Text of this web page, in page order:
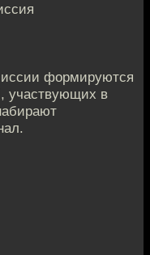
формируются
участвующих в